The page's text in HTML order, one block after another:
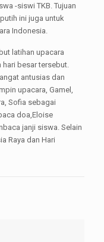
-siswi TKB. Tujuan
ini juga untuk
Indonesia.
latihan upacara
besar tersebut.
antusias dan
upacara, Gamel,
Sofia sebagai
doa,Eloise
janji siswa. Selain
Raya dan Hari